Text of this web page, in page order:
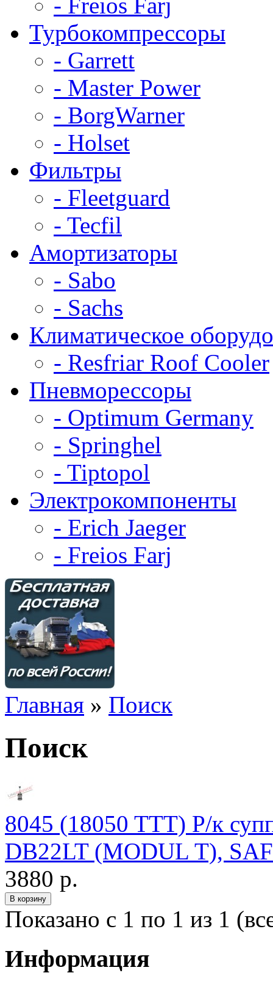
Турбокомпрессоры
- Garrett
- Master Power
- BorgWarner
- Holset
Фильтры
- Fleetguard
- Tecfil
Амортизаторы
- Sabo
- Sachs
Климатическое
- Resfriar Roof Cooler
Пневморессоры
- Optimum Germany
- Springhel
- Tiptopol
Электрокомпоненты
- Erich Jaeger
- Freios Farj
Главная » Поиск
Поиск
8045 (18050 TTT) Р/к
DB22LT (MODUL T),
3880 р.
Показано с 1 по 1 из 1
Информация